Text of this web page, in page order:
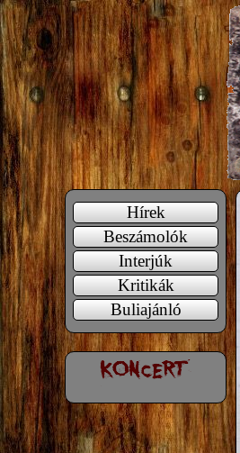
Hírek
Beszámolók
Interjúk
Kritikák
Buliajánló